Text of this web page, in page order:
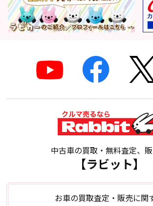
中古車の買取・無料査定、
【ラビット】
お車の買取査定・販売に関